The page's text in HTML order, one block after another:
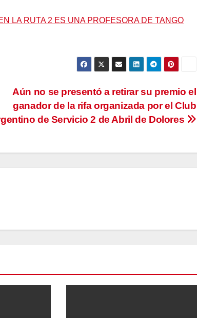
LA RUTA 2 ES UNA PROFESORA DE TANGO
Aún no se presentó a retirar su premio el
ganador de la rifa organizada por el Club
de Servicio 2 de Abril de Dolores